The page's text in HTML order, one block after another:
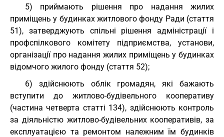
5) приймають рішення про надання жилих
приміщень у будинках житлового фонду Ради (стаття
51), затверджують спільні рішення адміністрації і
профспілкового комітету підприємства, установи,
організації про надання жилих приміщень у будинках
відомчого жилого фонду (стаття 52);
6) здійснюють облік громадян, які бажають
вступити до житлово-будівельного кооперативу
(частина четверта статті 134), здійснюють контроль
за діяльністю житлово-будівельних кооперативів, за
експлуатацією та ремонтом належним їм будинків